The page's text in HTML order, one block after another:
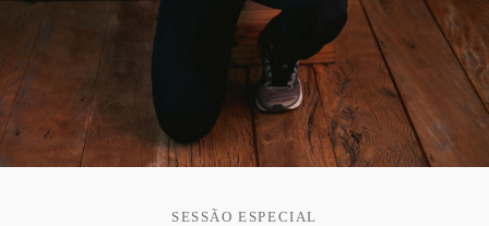
SESSÃO ESPECIAL